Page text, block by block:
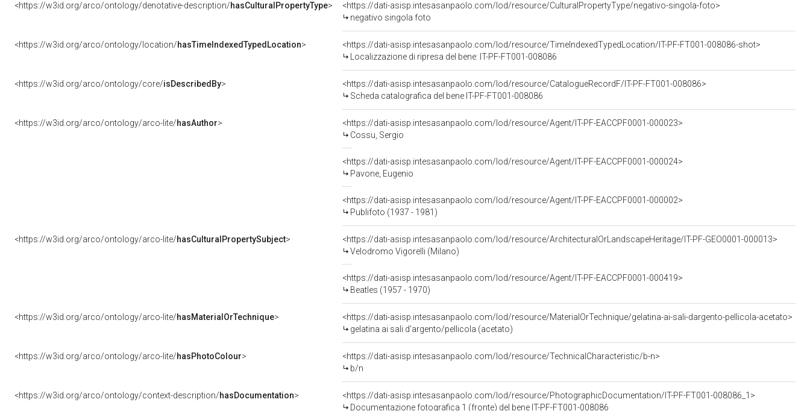
<https://w3id.org/arco/ontology/denotative-description/hasCulturalPropertyType>
<https://dati-asisp.intesasanpaolo.com/lod/resource/CulturalPropertyType/negativo-singola-foto>
negativo singola foto
<https://w3id.org/arco/ontology/location/hasTimeIndexedTypedLocation>
<https://dati-asisp.intesasanpaolo.com/lod/resource/TimeIndexedTypedLocation/IT-PF-FT001-008086-shot>
Localizzazione di ripresa del bene: IT-PF-FT001-008086
<https://w3id.org/arco/ontology/core/isDescribedBy>
<https://dati-asisp.intesasanpaolo.com/lod/resource/CatalogueRecordF/IT-PF-FT001-008086>
Scheda catalografica del bene IT-PF-FT001-008086
<https://w3id.org/arco/ontology/arco-lite/hasAuthor>
<https://dati-asisp.intesasanpaolo.com/lod/resource/Agent/IT-PF-EACCPF0001-000023>
Cossu, Sergio
<https://dati-asisp.intesasanpaolo.com/lod/resource/Agent/IT-PF-EACCPF0001-000024>
Pavone, Eugenio
<https://dati-asisp.intesasanpaolo.com/lod/resource/Agent/IT-PF-EACCPF0001-000002>
Publifoto (1937 - 1981)
<https://w3id.org/arco/ontology/arco-lite/hasCulturalPropertySubject>
<https://dati-asisp.intesasanpaolo.com/lod/resource/ArchitecturalOrLandscapeHeritage/IT-PF-GEO0001-000013>
Velodromo Vigorelli (Milano)
<https://dati-asisp.intesasanpaolo.com/lod/resource/Agent/IT-PF-EACCPF0001-000419>
Beatles (1957 - 1970)
<https://w3id.org/arco/ontology/arco-lite/hasMaterialOrTechnique>
<https://dati-asisp.intesasanpaolo.com/lod/resource/MaterialOrTechnique/gelatina-ai-sali-dargento-pellicola-acetato>
gelatina ai sali d'argento/pellicola (acetato)
<https://w3id.org/arco/ontology/arco-lite/hasPhotoColour>
<https://dati-asisp.intesasanpaolo.com/lod/resource/TechnicalCharacteristic/b-n>
b/n
<https://w3id.org/arco/ontology/context-description/hasDocumentation>
<https://dati-asisp.intesasanpaolo.com/lod/resource/PhotographicDocumentation/IT-PF-FT001-008086_1>
Documentazione fotografica 1 (fronte) del bene IT-PF-FT001-008086